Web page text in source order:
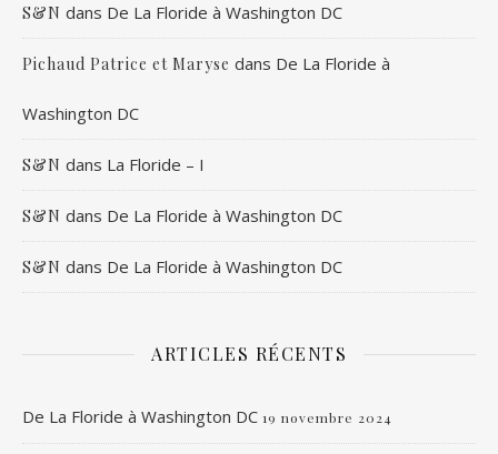
S&N dans De La Floride à Washington DC
Pichaud Patrice et Maryse dans De La Floride à
Washington DC
S&N dans La Floride – I
S&N dans De La Floride à Washington DC
S&N dans De La Floride à Washington DC
ARTICLES RÉCENTS
De La Floride à Washington DC 19 novembre 2024